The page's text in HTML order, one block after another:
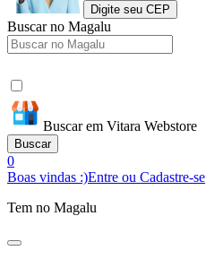
Digite seu CEP
Buscar no Magalu
Buscar em Vitara Webstore
Buscar
0
Boas vindas :)Entre ou Cadastre-se
Tem no Magalu